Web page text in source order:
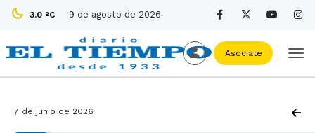
3.0 ºC 9 de agosto de 2026
Asociate
7 de junio de 2026